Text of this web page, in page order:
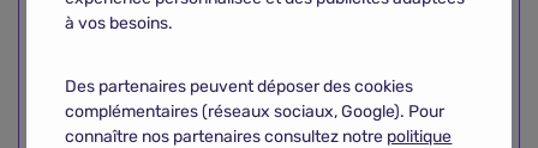
façon occasionnelle ;
Il est stationné l'hiver dans un espace
clos sécurisé.
à vos besoins.
Des partenaires peuvent déposer des cookies
complémentaires (réseaux sociaux, Google). Pour
connaître nos partenaires consultez notre politique